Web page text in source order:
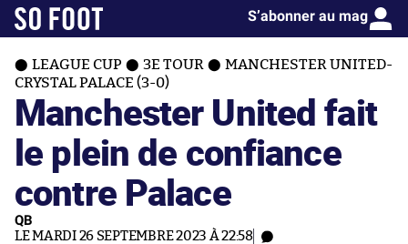
S’abonner au mag
LEAGUE CUP 3E TOUR
MANCHESTER UNITED-
CRYSTAL PALACE (3-0)
Manchester United fait
le plein de confiance
contre Palace
QB
LE MARDI 26 SEPTEMBRE 2023 À 22:58